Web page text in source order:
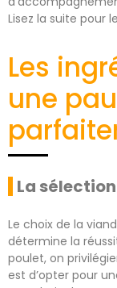
Lisez la suite pour
Les
une
La
Le choix de la
détermine la
poulet, on
est d’opter pour